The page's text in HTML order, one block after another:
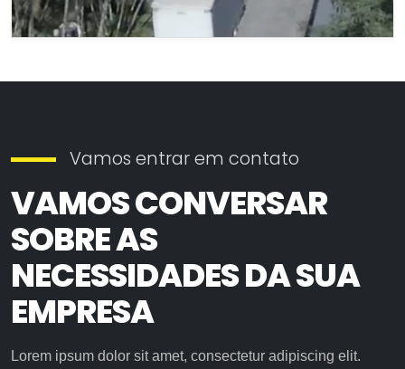
Vamos entrar em contato
VAMOS CONVERSAR
SOBRE AS
NECESSIDADES DA SUA
EMPRESA
Lorem ipsum dolor sit amet, consectetur adipiscing elit.